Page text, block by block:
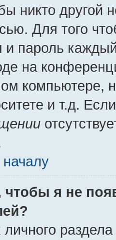
никто другой
Для того
и пароль
на
компьютере,
и т.д.
началу
чтобы я не
личного